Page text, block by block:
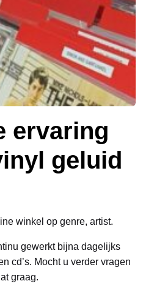
ervaring
geluid
winkel op genre, artist.
gewerkt bijna dagelijks
cd’s. Mocht u verder vragen
graag.